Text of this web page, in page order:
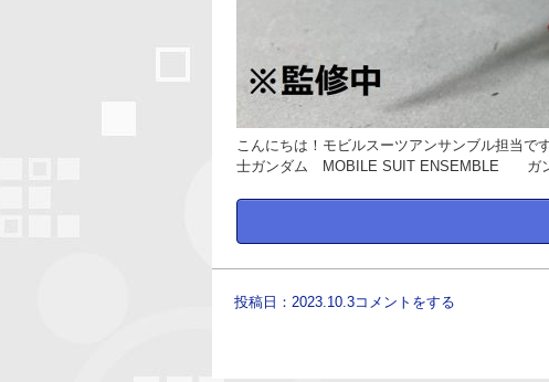
こんにちは！モビルスーツアンサンブル担当
士ガンダム MOBILE SUIT ENSEMBLE ガ
投稿日：2023.10.3コメントをする